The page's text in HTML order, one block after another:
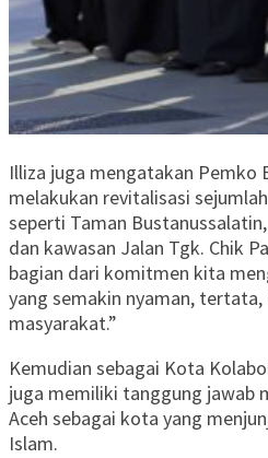
Illiza juga mengatakan Pemko
melakukan revitalisasi
seperti Taman
dan kawasan Jalan Tgk. Chik
bagian dari komitmen kita
yang semakin nyaman, tertata,
masyarakat.”
Kemudian sebagai Kota
juga memiliki tanggung jawab
Aceh sebagai kota yang
Islam.